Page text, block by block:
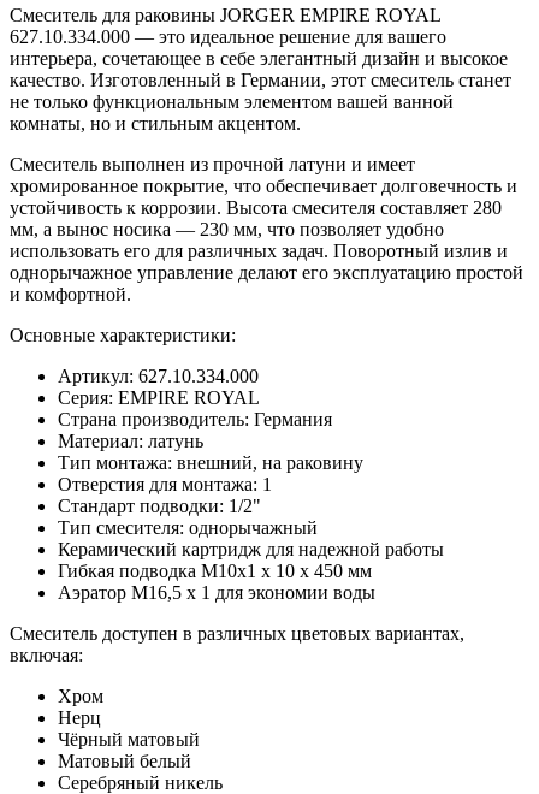
Смеситель для раковины JORGER EMPIRE ROYAL
627.10.334.000 — это идеальное решение для вашего
интерьера, сочетающее в себе элегантный дизайн и высокое
качество. Изготовленный в Германии, этот смеситель станет
не только функциональным элементом вашей ванной
комнаты, но и стильным акцентом.
Смеситель выполнен из прочной латуни и имеет
хромированное покрытие, что обеспечивает долговечность и
устойчивость к коррозии. Высота смесителя составляет 280
мм, а вынос носика — 230 мм, что позволяет удобно
использовать его для различных задач. Поворотный излив и
однорычажное управление делают его эксплуатацию простой
и комфортной.
Основные характеристики:
Артикул: 627.10.334.000
Серия: EMPIRE ROYAL
Страна производитель: Германия
Материал: латунь
Тип монтажа: внешний, на раковину
Отверстия для монтажа: 1
Стандарт подводки: 1/2"
Тип смесителя: однорычажный
Керамический картридж для надежной работы
Гибкая подводка M10x1 x 10 х 450 мм
Аэратор M16,5 x 1 для экономии воды
Смеситель доступен в различных цветовых вариантах,
включая:
Хром
Нерц
Чёрный матовый
Матовый белый
Серебряный никель